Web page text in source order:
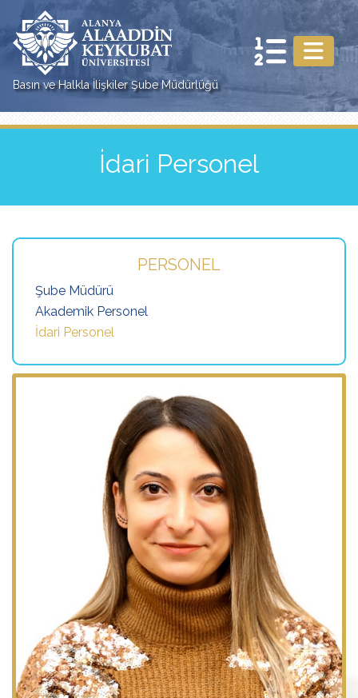
Basın ve Halkla İlişkiler Şube Müdürlüğü
İdari Personel
PERSONEL
Şube Müdürü
Akademik Personel
İdari Personel